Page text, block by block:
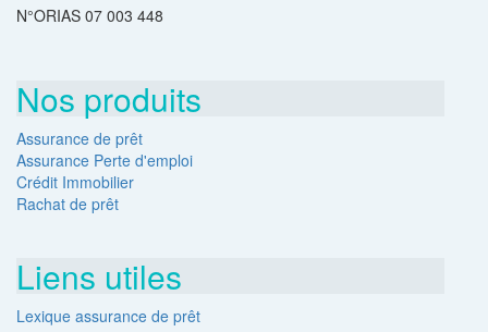
N°ORIAS 07 003 448
Nos produits
Assurance de prêt
Assurance Perte d'emploi
Crédit Immobilier
Rachat de prêt
Liens utiles
Lexique assurance de prêt